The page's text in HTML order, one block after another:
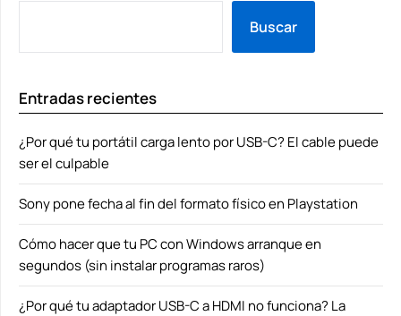
Buscar
Entradas recientes
¿Por qué tu portátil carga lento por USB-C? El cable puede
ser el culpable
Sony pone fecha al fin del formato físico en Playstation
Cómo hacer que tu PC con Windows arranque en
segundos (sin instalar programas raros)
¿Por qué tu adaptador USB-C a HDMI no funciona? La